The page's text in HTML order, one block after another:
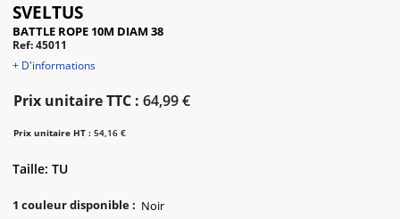
SVELTUS
BATTLE ROPE 10M DIAM 38
Ref: 45011
+ D'informations
Prix unitaire TTC : 64,99 €
Prix unitaire HT : 54,16 €
Taille: TU
1 couleur disponible: